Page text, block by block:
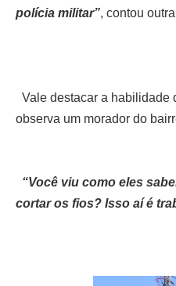
polícia militar”, contou
Vale destacar a habilidade
observa um morador do
“Você viu como eles
cortar os fios? Isso aí é